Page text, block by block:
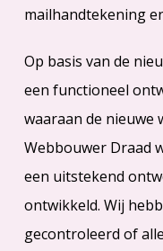
mailhandtekening
Op basis van de
een functioneel
waaraan de nieuwe
Webbouwer Draad
een uitstekend
ontwikkeld. Wij
gecontroleerd of